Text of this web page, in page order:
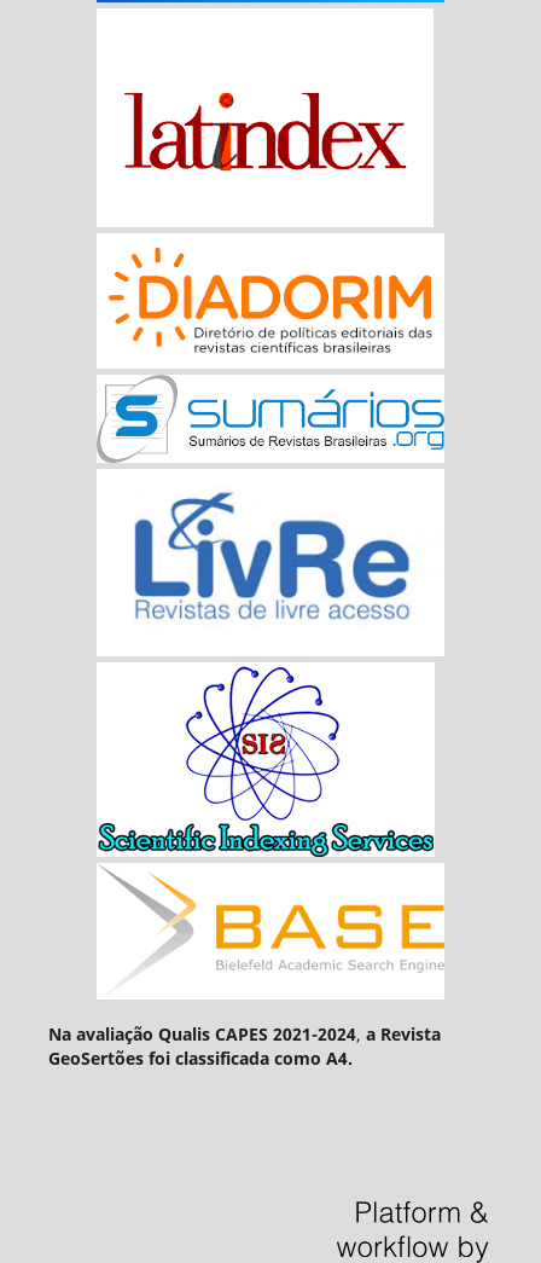
Na avaliação Qualis CAPES 2021-2024, a Revista
GeoSertões foi classificada como A4.